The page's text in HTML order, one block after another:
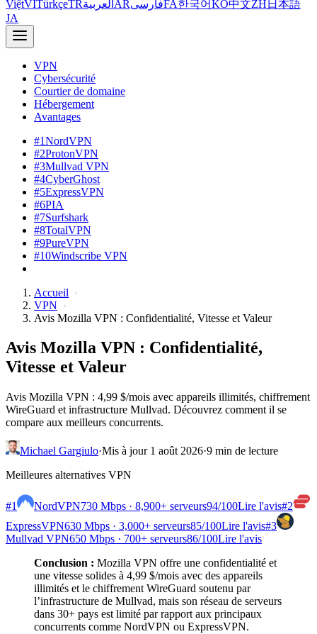
ViệtVITürkçeTRالعربية ARفارسیFA한국어KO中文ZH 日本語
JA
VPN
Cybersécurité
Courtier de domaine
Hébergement
Avantages
#1NordVPN
#2ProtonVPN
#3Mullvad VPN
#4CyberGhost
#5ExpressVPN
#6PIA
#7Surfshark
#8TotalVPN
#9PureVPN
#10Windscribe VPN
Accueil
VPN
Avis Mozilla VPN : Confidentialité, Vitesse et Valeur
Avis Mozilla VPN : Confidentialité,
Vitesse et Valeur
Avis Mozilla VPN : 4,99 $/mois avec appareils illimités, chiffrement
WireGuard et infrastructure Mullvad. Découvrez comment il se
compare aux meilleurs concurrents.
Michael Gargiulo·Mis à jour 1 août 2026·9 min de lecture
Meilleures alternatives VPN
#1 NordVPN730 Mbps · 8,900+ serveurs94/100Lire l'avis#2
ExpressVPN630 Mbps · 3,000+ serveurs85/100Lire l'avis#3
Mullvad VPN650 Mbps · 700+ serveurs86/100Lire l'avis
Conclusion : Mozilla VPN offre une confidentialité et
une vitesse solides à 4,99 $/mois avec des appareils
illimités et le chiffrement WireGuard soutenu par
l’infrastructure de Mullvad, mais son réseau de serveurs
dans 30+ pays est limité par rapport aux principaux
concurrents comme NordVPN ou ExpressVPN.